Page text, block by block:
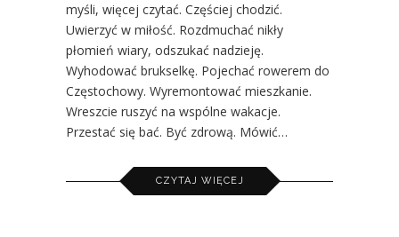
myśli, więcej czytać. Częściej chodzić.
Uwierzyć w miłość. Rozdmuchać nikły
płomień wiary, odszukać nadzieję.
Wyhodować brukselkę. Pojechać rowerem do
Częstochowy. Wyremontować mieszkanie.
Wreszcie ruszyć na wspólne wakacje.
Przestać się bać. Być zdrową. Mówić…
CZYTAJ WIĘCEJ